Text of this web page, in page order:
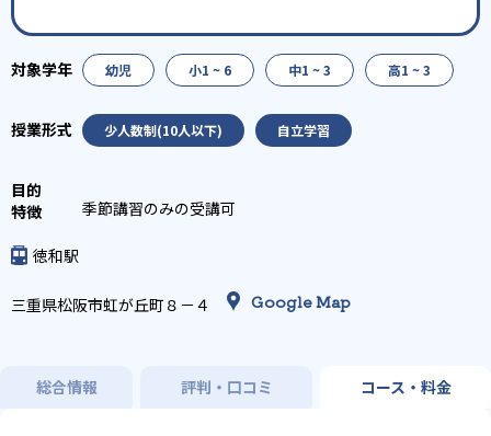
幼児 小1 ~ 6 中1 ~ 3 高1 ~ 3
少人数制(10人以下) 自立学習
季節講習のみの受講可
徳和駅
三重県松阪市虹が丘町８－４ Google Map
総合情報 評判・口コミ コース・料金